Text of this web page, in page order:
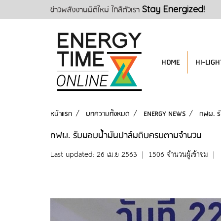
ข่าวพลังงานมิติใหม่ ใกล้ตัวเรา Stay Energized!
HOME HI-
หน้าแรก บทความทั้งหมด ENERGY NEWS กฟผ.
กฟผ. รับมอบน้ำมันปาล์มดิบครบตามจำนวน
Last updated: 26 เม.ย 2563 | 1506 จำนวนผู้เข้าชม |